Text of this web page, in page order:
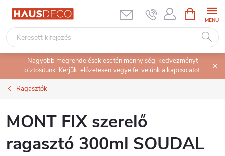
Ugrás
tartalomhoz
KOSÁR
Nagyobb megrendelések esetén mennyiségi kedvezményt
biztosítunk. Kérjük, előzetesen vegye fel velünk a kapcsolatot.
Ragasztók
MONT FIX szerelő
ragasztó 300ml SOUDAL